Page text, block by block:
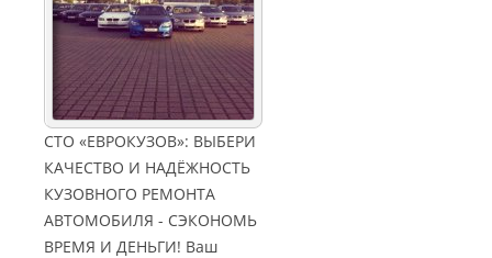
СТО «ЕВРОКУЗОВ»: ВЫБЕРИ
КАЧЕСТВО И НАДЁЖНОСТЬ
КУЗОВНОГО РЕМОНТА
АВТОМОБИЛЯ - СЭКОНОМЬ
ВРЕМЯ И ДЕНЬГИ! Ваш